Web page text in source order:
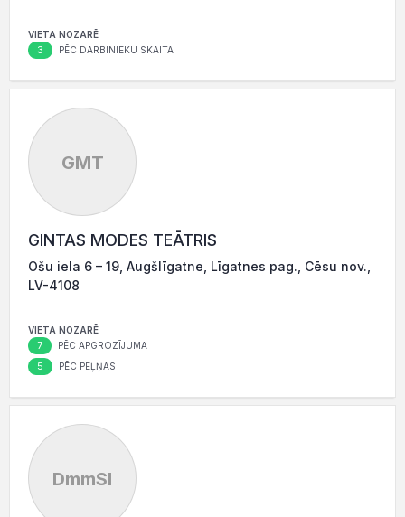
VIETA NOZARĒ
3 PĒC DARBINIEKU SKAITA
GMT
GINTAS MODES TEĀTRIS
Ošu iela 6 – 19, Augšlīgatne, Līgatnes pag., Cēsu nov.,
LV-4108
VIETA NOZARĒ
7 PĒC APGROZĪJUMA
5 PĒC PEĻŅAS
DmmSI